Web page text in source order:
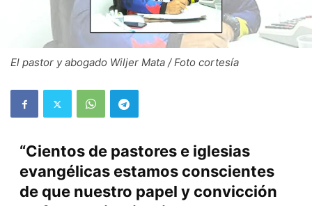
El pastor y abogado Wiljer Mata / Foto cortesía
“Cientos de pastores e iglesias
evangélicas estamos conscientes
de que nuestro papel y convicción